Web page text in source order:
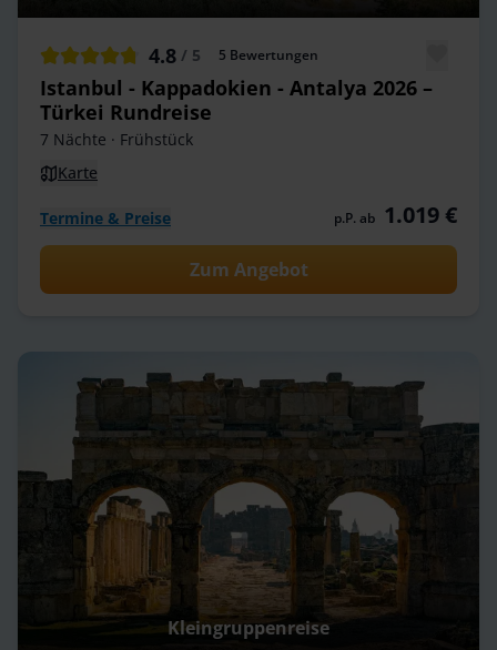
4.8 / 5 5 Bewertungen
Istanbul - Kappadokien - Antalya 2026 –
Türkei Rundreise
7 Nächte · Frühstück
Karte
Termine & Preise p.P. ab 1.019 €
Zum Angebot
Kleingruppenreise